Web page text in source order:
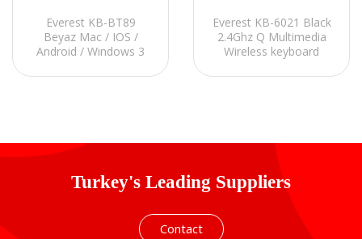
Everest KB-BT89
Beyaz Mac / IOS /
Android / Windows 3
klavye
Everest KB-6021 Black
2.4Ghz Q Multimedia
Wireless keyboard
Turkey's Leading Suppliers
Contact